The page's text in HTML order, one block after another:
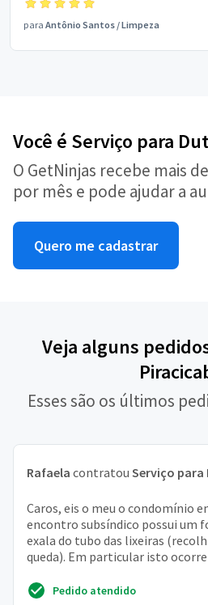
para Antônio Santos /Limpeza
Você é Serviço para
O GetNinjas recebe mais
por mês e pode ajudar a
Quero me cadastrar
Veja alguns
Esses são os últimos
Rafaela contratou Serviço para
Caros, eis o meu o condomínio
encontro subsíndico possui um
exala do tubo das lixeiras
queda). Em particular isto
Pedido atendido